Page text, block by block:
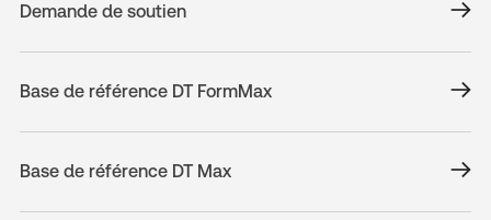
Demande de soutien
Base de référence DT FormMax
Base de référence DT Max